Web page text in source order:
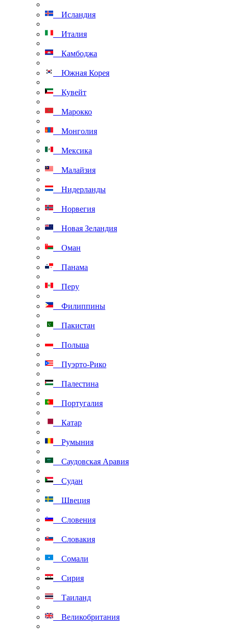
Исландия
Италия
Камбоджа
Южная Корея
Кувейт
Марокко
Монголия
Мексика
Малайзия
Нидерланды
Норвегия
Новая Зеландия
Оман
Панама
Перу
Филиппины
Пакистан
Польша
Пуэрто-Рико
Палестина
Португалия
Катар
Румыния
Саудовская Аравия
Судан
Швеция
Словения
Словакия
Сомали
Сирия
Таиланд
Великобритания